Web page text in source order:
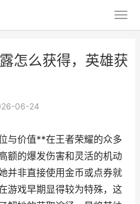
怎么获得，英雄获
06-24
与价值**在王者荣耀的众多
额的爆发伤害和灵活的机动
并非直接使用金币或点券就
游戏早期显得较为特殊，这